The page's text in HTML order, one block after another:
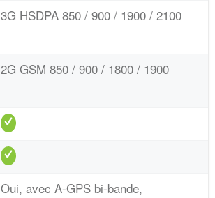
3G HSDPA 850 / 900 / 1900 / 2100
2G GSM 850 / 900 / 1800 / 1900
Oui, avec A-GPS bi-bande,